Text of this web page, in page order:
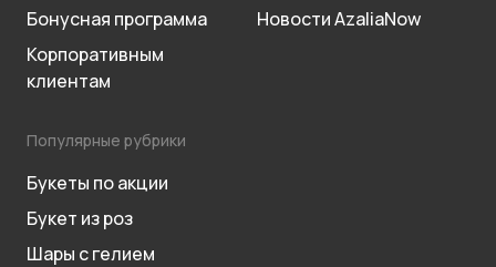
Бонусная программа
Корпоративным
клиентам
Новости AzaliaNow
Популярные рубрики
Букеты по акции
Букет из роз
Шары с гелием